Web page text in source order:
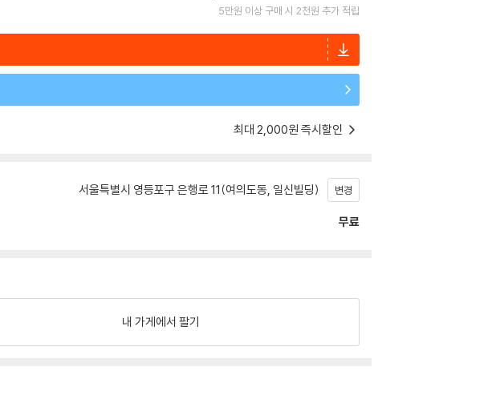
5만원 이상 구매 시 2천원 추가 적립
최대 2,000원 즉시할인
서울특별시 영등포구 은행로 11(여의도동, 일신빌딩) 변경
무료
내 가게에서 팔기